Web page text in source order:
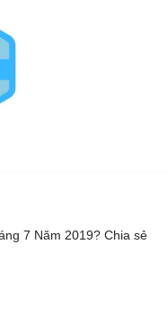
7 Năm 2019? Chia sẻ